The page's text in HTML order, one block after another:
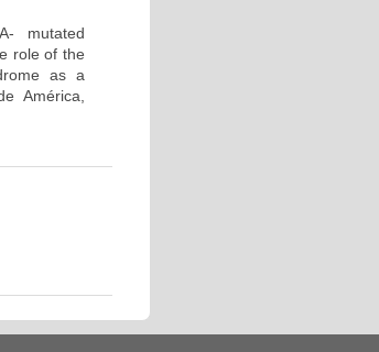
mutated
role of the
as a
América,